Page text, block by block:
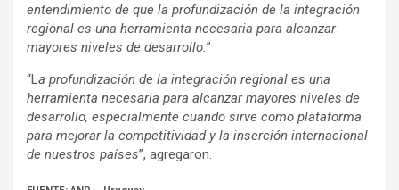
entendimiento de que la profundización de la integración
regional es una herramienta necesaria para alcanzar
mayores niveles de desarrollo.”
“La profundización de la integración regional es una
herramienta necesaria para alcanzar mayores niveles de
desarrollo, especialmente cuando sirve como plataforma
para mejorar la competitividad y la inserción internacional
de nuestros países”, agregaron.